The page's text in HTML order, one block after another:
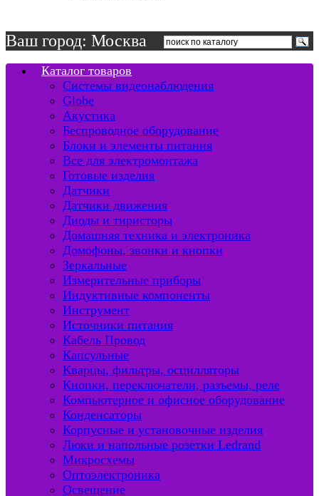
Ваш город: Москва
Каталог товаров
Системы видеонаблюдения
Globe
Акустика
Беспроводное оборудование
Блоки и элементы питания
Все для электромонтажа
Готовые изделия
Датчики
Датчики движения
Диоды и тиристоры
Домашняя техника и электроника
Домофоны, звонки и кнопки
Зеркальные
Измерительные приборы
Индуктивные компоненты
Инструмент
Источники питания
Кабель Провод
Капсульные
Кварцы, фильтры, осцилляторы
Кнопки, переключатели, разъемы, реле
Компьютерное и офисное оборудование
Конденсаторы
Корпусные и установочные изделия
Люки и напольные розетки Ledrand
Микросхемы
Оптоэлектроника
Освещение